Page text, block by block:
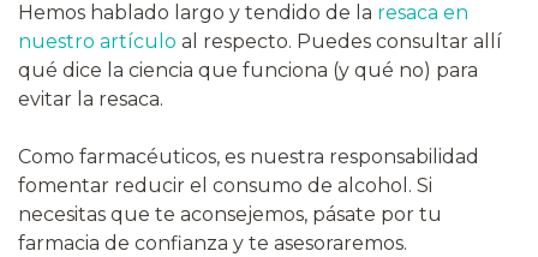
Hemos hablado largo y tendido de la resaca en
nuestro artículo al respecto. Puedes consultar allí
qué dice la ciencia que funciona (y qué no) para
evitar la resaca.
Como farmacéuticos, es nuestra responsabilidad
fomentar reducir el consumo de alcohol. Si
necesitas que te aconsejemos, pásate por tu
farmacia de confianza y te asesoraremos.